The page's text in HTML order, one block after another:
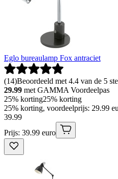
Eglo bureaulamp Fox antraciet
(14)Beoordeeld met 4.4 van de 5
29.99 met GAMMA Voordeelpas
25% korting25% korting
25% korting, voordeelprijs: 29.99
39.99
Prijs: 39.99 euro